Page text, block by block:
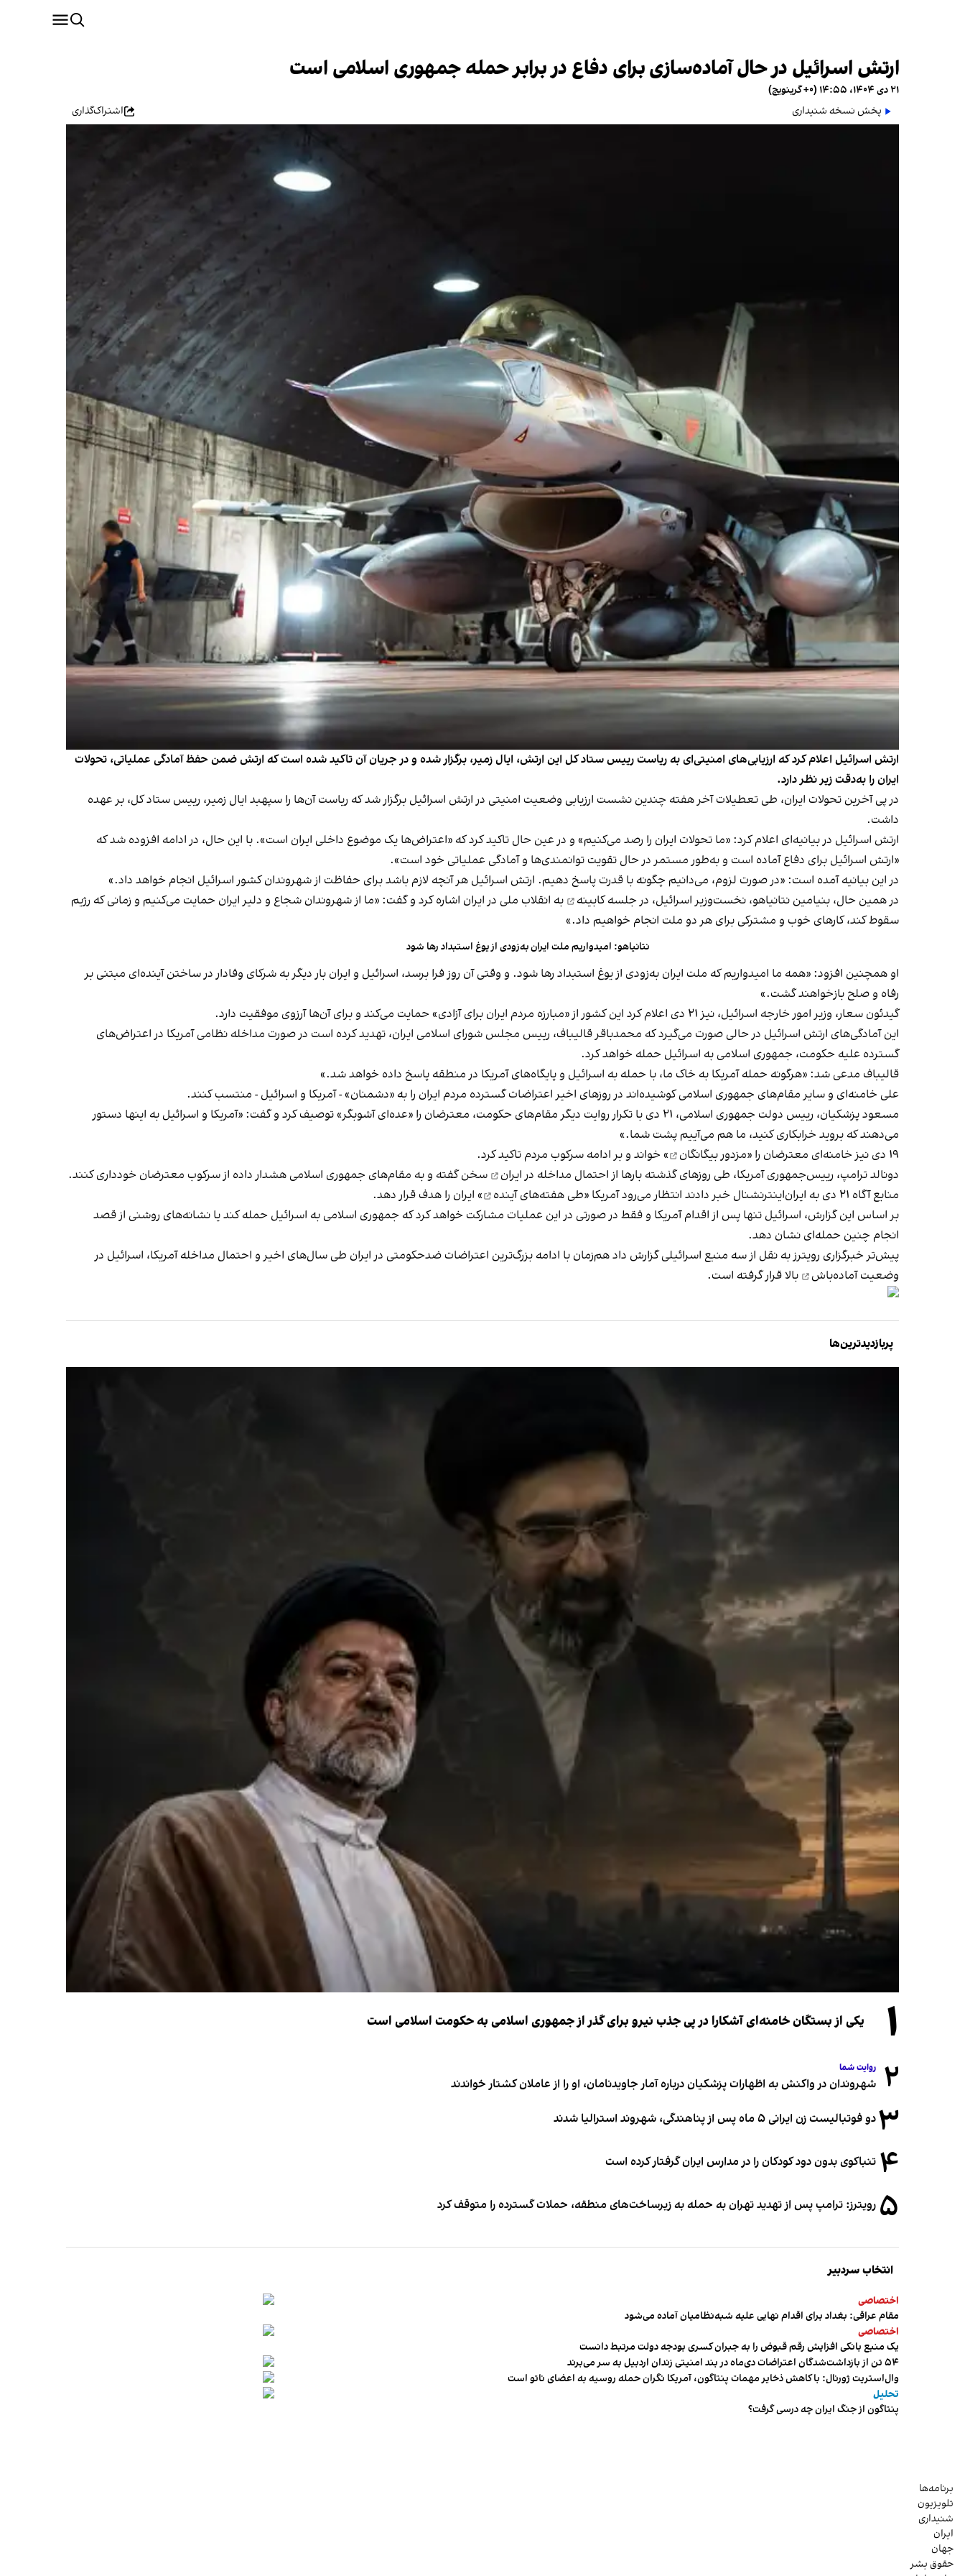
ارتش اسرائیل در حال آماده‌سازی برای دفاع در برابر حمله جمهوری اسلامی است
۲۱ دی ۱۴۰۴، ۱۴:۵۵ (‎+۰ گرینویچ)
پخش نسخه شنیداری
اشتراک‌گذاری
ارتش اسرائیل اعلام کرد که ارزیابی‌های امنیتی‌ای به ریاست رییس ستاد کل این ارتش، ایال زمیر، برگزار شده و در جریان آن تاکید شده است که ارتش ضمن حفظ آمادگی عملیاتی، تحولات
ایران را به‌دقت زیر نظر دارد.
در پی آخرین تحولات ایران، طی تعطیلات آخر هفته چندین نشست ارزیابی وضعیت امنیتی در ارتش اسرائیل برگزار شد که ریاست آن‌ها را سپهبد ایال زمیر، رییس ستاد کل، بر عهده
داشت.
ارتش اسرائیل در بیانیه‌ای اعلام کرد: «ما تحولات ایران را رصد می‌کنیم» و در عین حال تاکید کرد که «اعتراض‌ها یک موضوع داخلی ایران است». با این حال، در ادامه افزوده شد که
«ارتش اسرائیل برای دفاع آماده است و به‌طور مستمر در حال تقویت توانمندی‌ها و آمادگی عملیاتی خود است».
در این بیانیه آمده است: «در صورت لزوم، می‌دانیم چگونه با قدرت پاسخ دهیم. ارتش اسرائیل هر آنچه لازم باشد برای حفاظت از شهروندان کشور اسرائیل انجام خواهد داد.»
در همین حال، بنیامین نتانیاهو، نخست‌وزیر اسرائیل، در جلسه کابینه
به انقلاب ملی در ایران اشاره کرد و گفت: «ما از شهروندان شجاع و دلیر ایران حمایت می‌کنیم و زمانی که رژیم
سقوط کند، کارهای خوب و مشترکی برای هر دو ملت انجام خواهیم داد.»
نتانیاهو: امیدواریم ملت ایران به‌زودی از یوغ استبداد رها شود
او همچنین افزود: «همه ما امیدواریم که ملت ایران به‌زودی از یوغ استبداد رها شود. و وقتی آن روز فرا برسد، اسرائیل و ایران بار دیگر به شرکای وفادار در ساختن آینده‌ای مبتنی بر
رفاه و صلح بازخواهند گشت.»
گیدئون سعار، وزیر امور خارجه اسرائیل، نیز ۲۱ دی اعلام کرد این کشور از «مبارزه مردم ایران برای آزادی» حمایت می‌کند و برای آن‌ها آرزوی موفقیت دارد.
این آمادگی‌های ارتش اسرائیل در حالی صورت می‌گیرد که محمدباقر قالیباف، رییس مجلس شورای اسلامی ایران، تهدید کرده است در صورت مداخله نظامی آمریکا در اعتراض‌های
گسترده علیه حکومت، جمهوری اسلامی به اسرائیل حمله خواهد کرد.
قالیباف مدعی شد: «هرگونه حمله آمریکا به خاک ما، با حمله به اسرائیل و پایگاه‌های آمریکا در منطقه پاسخ داده خواهد شد.»
علی خامنه‌ای و سایر مقام‌های جمهوری اسلامی کوشیده‌اند در روزهای اخیر اعتراضات گسترده مردم ایران را به «دشمنان» - آمریکا و اسرائیل - منتسب کنند.
مسعود پزشکیان، رییس دولت جمهوری اسلامی، ۲۱ دی با تکرار روایت دیگر مقام‌های حکومت، معترضان را «عده‌ای آشوبگر» توصیف کرد و گفت: «آمریکا و اسرائیل به اینها دستور
می‌دهند که بروید خرابکاری کنید، ما هم می‌آییم پشت شما.»
۱۹ دی نیز خامنه‌ای معترضان را «
مزدور بیگانگان
» خواند و بر ادامه سرکوب مردم تاکید کرد.
دونالد ترامپ، رییس‌جمهوری آمریکا، طی روزهای گذشته بارها ازاحتمال مداخله در ایران
سخن گفته و به مقام‌های جمهوری اسلامی هشدار داده از سرکوب معترضان خودداری کنند.
منابع آگاه ۲۱ دی به ایران‌اینترنشنال خبر دادند انتظار می‌رود آمریکا «
طی هفته‌های آینده
» ایران را هدف قرار دهد.
بر اساس این گزارش، اسرائیل تنها پس از اقدام آمریکا و فقط در صورتی در این عملیات مشارکت خواهد کرد که جمهوری اسلامی به اسرائیل حمله کند یا نشانه‌های روشنی از قصد
انجام چنین حمله‌ای نشان دهد.
پیش‌تر خبرگزاری رویترز به نقل از سه منبع اسرائیلی گزارش داد هم‌زمان با ادامه بزرگ‌ترین اعتراضات ضدحکومتی در ایران طی سال‌های اخیر و احتمال مداخله آمریکا، اسرائیل در
وضعیتآماده‌باش بالا قرار گرفته است.
پربازدیدترین‌ها
۱ یکی از بستگان خامنه‌ای آشکارا در پی جذب نیرو برای گذر از جمهوری اسلامی به حکومت اسلامی است
۲ روایت شما
شهروندان در واکنش به اظهارات پزشکیان درباره آمار جاویدنامان، او را از عاملان کشتار خواندند
۳دو فوتبالیست زن ایرانی ۵ ماه پس از پناهندگی، شهروند استرالیا شدند
۴ تنباکوی بدون دود کودکان را در مدارس ایران گرفتار کرده است
۵ رویترز: ترامپ پس از تهدید تهران به حمله به زیرساخت‌های منطقه، حملات گسترده را متوقف کرد
انتخاب سردبیر
اختصاصی
مقام عراقی: بغداد برای اقدام نهایی علیه شبه‌نظامیان آماده می‌شود
اختصاصی
یک منبع بانکی افزایش رقم قبوض را به جبران کسری بودجه دولت مرتبط دانست
۵۴ تن از بازداشت‌شدگان اعتراضات دی‌ماه در بند امنیتی زندان اردبیل به سر می‌برند
وال‌استریت ژورنال: با کاهش ذخایر مهمات پنتاگون، آمریکا نگران حمله روسیه به اعضای ناتو‌ است
تحلیل
پنتاگون از جنگ ایران چه درسی گرفت؟
برنامه‌ها
تلویزیون
شنیداری
ایران
جهان
حقوق بشر